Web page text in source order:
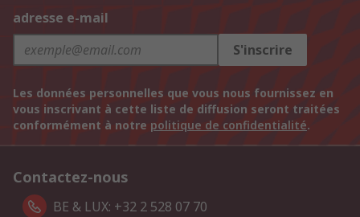
adresse e-mail
S'inscrire
Les données personnelles que vous nous fournissez en
vous inscrivant à cette liste de diffusion seront traitées
conformément à notre politique de confidentialité.
Contactez-nous
BE & LUX: +32 2 528 07 70